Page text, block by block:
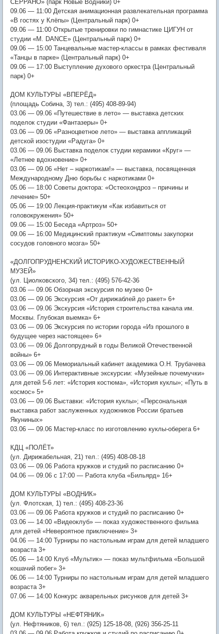
СЕРРАНО» (парк Новые Водники) 0+
09.06 — 11:00 Детская анимационная развлекательная программа
«В гостях у Клёпы» (Центральный парк) 0+
09.06 — 11:00 Открытые тренировки по гимнастике ЦИГУН от
студии «M. DANCE» (Центральный парк) 0+
09.06 — 15:00 Танцевальные мастер-классы в рамках фестиваля
«Танцы в парке» (Центральный парк) 0+
09.06 — 17:00 Выступление духового оркестра (Центральный
парк) 0+
ДОМ КУЛЬТУРЫ «ВПЕРЁД»
(площадь Собина, 3) тел.: (495) 408-89-94)
03.06 — 09.06 «Путешествие в лето» — выставка детских
поделок студии «Фантазеры» 0+
03.06 — 09.06 «Разноцветное лето» — выставка аппликаций
детской изостудии «Радуга» 0+
03.06 — 09.06 Выставка поделок студии керамики «Круг» —
«Летнее вдохновение» 0+
03.06 — 09.06 «Нет – наркотикам!» — выставка, посвященная
Международному Дню борьбы с наркотиками 0+
05.06 — 18:00 Советы доктора: «Остеохондроз – причины и
лечение» 50+
05.06 — 19:00 Лекция-практикум «Как избавиться от
головокружения» 50+
09.06 — 15:00 Беседа «Артроз» 50+
09.06 — 16:00 Медицинский практикум «Симптомы закупорки
сосудов головного мозга» 50+
«ДОЛГОПРУДНЕНСКИЙ ИСТОРИКО-ХУДОЖЕСТВЕННЫЙ
МУЗЕЙ»
(ул. Циолковского, 34) тел.: (495) 576-42-36
03.06 — 09.06 Обзорная экскурсия по музею 0+
03.06 — 09.06 Экскурсия «От дирижаблей до ракет» 6+
03.06 — 09.06 Экскурсия «История строительства канала им.
Москвы. Глубокая выемка» 6+
03.06 — 09.06 Экскурсия по истории города «Из прошлого в
будущее через настоящее» 6+
03.06 — 09.06 Долгопрудный в годы Великой Отечественной
войны» 6+
03.06 — 09.06 Мемориальный кабинет академика О.Н. Трубачева
03.06 — 09.06 Интерактивные экскурсии: «Музейные почемучки»
для детей 5-6 лет: «История костюма», «История куклы»; «Путь в
космос» 5+
03.06 — 09.06 Выставки: «История куклы»; «Персональная
выставка работ заслуженных художников России братьев
Якуниных»
03.06 — 09.06 Мастер-класс по изготовлению куклы-оберега 6+
КДЦ «ПОЛЁТ»
(ул. Дирижабельная, 21) тел.: (495) 408-08-18
03.06 — 09.06 Работа кружков и студий по расписанию 0+
04.06 — 09.06 с 17:00 — Работа клуба «Бильярд» 16+
ДОМ КУЛЬТУРЫ «ВОДНИК»
(ул. Флотская, 1) тел.: (495) 408-23-36
03.06 — 09.06 Работа кружков и студий по расписанию 0+
03.06 — 14:00 «Видеоклуб» — показ художественного фильма
для детей «Невероятное приключение» 3+
04.06 — 14:00 Турниры по настольным играм для детей младшего
возраста 3+
05.06 — 14:00 Клуб «Мультик» — показ мультфильма «Большой
кошачий побег» 3+
06.06 — 14:00 Турниры по настольным играм для детей младшего
возраста 3+
07.06 — 14:00 Конкурс акварельных рисунков для детей 3+
ДОМ КУЛЬТУРЫ «НЕФТЯНИК»
(ул. Нефтяников, 6) тел.: (925) 125-18-08, (926) 356-25-11